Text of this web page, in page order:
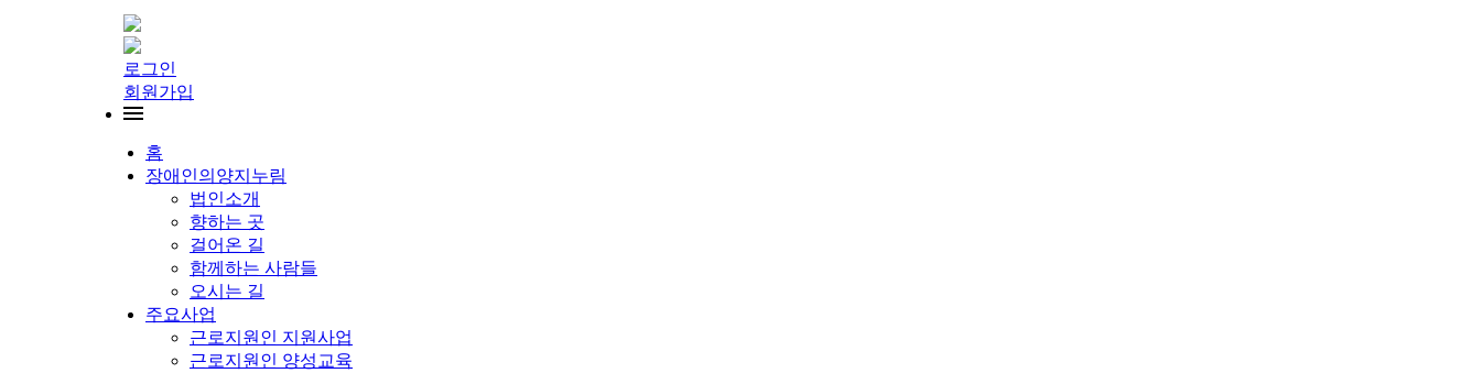
로그인
회원가입
홈
장애인의양지누림
법인소개
향하는 곳
걸어온 길
함께하는 사람들
오시는 길
주요사업
근로지원인 지원사업
근로지원인 양성교육